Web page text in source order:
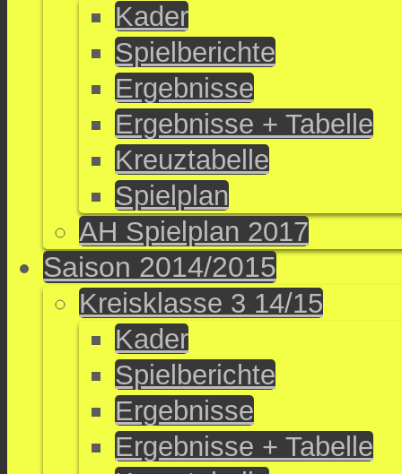
Kader
Spielberichte
Ergebnisse
Ergebnisse + Tabelle
Kreuztabelle
Spielplan
AH Spielplan 2017
Saison 2014/2015
Kreisklasse 3 14/15
Kader
Spielberichte
Ergebnisse
Ergebnisse + Tabelle